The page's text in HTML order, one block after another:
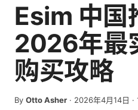
Esim 中国
2026年最
购买攻略
By Otto Asher · 2026年4月14日 ·